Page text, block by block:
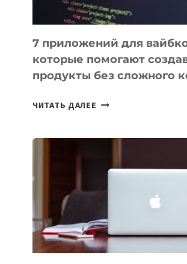
7 приложений для
которые помогают
продукты без сложного
ЧИТАТЬ ДАЛЕЕ
ПОМОГАЮТ
СОЗДАВАТЬ
БЕЗ
СЛОЖНОГО
КОДА